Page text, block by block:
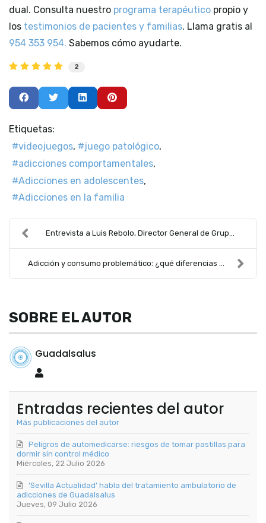
dual. Consulta nuestro programa terapéutico propio y
los testimonios de pacientes y familias. Llama gratis al
954 353 954. Sabemos cómo ayudarte.
2
Etiquetas:
videojuegos
juego patológico
adicciones comportamentales
Adicciones en adolescentes
Adicciones en la familia
Entrevista a Luis Rebolo, Director General de Grup...
Adicción y consumo problemático: ¿qué diferencias ...
SOBRE EL AUTOR
Guadalsalus
Guadalsalus
Entradas recientes del autor
Más publicaciones del autor
Miércoles, 22 Julio 2026
Peligros de automedicarse: riesgos de tomar pastillas para
dormir sin control médico
Jueves, 09 Julio 2026
'Sevilla Actualidad' habla del tratamiento ambulatorio de
adicciones de Guadalsalus